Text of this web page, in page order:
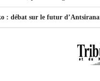
: débat sur le futur